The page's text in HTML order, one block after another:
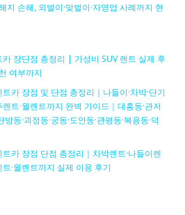
지 손해, 외벌이·맞벌이·자영업 사례까지 현
장단점 총정리 | 가성비 SUV 렌트 실제 후
여부까지
카 장점 및 단점 총정리｜나들이·차박·단기
렌트·월렌트까지 완벽 가이드｜대흥동·관저
방동·괴정동·궁동·도안동·관평동·복용동·덕
카 장점 단점 총정리｜차박렌트·나들이렌
트·월렌트까지 실제 이용 후기